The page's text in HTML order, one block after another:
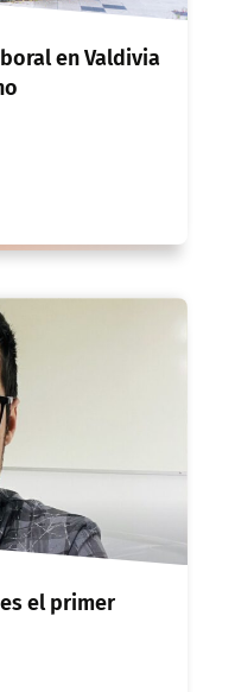
en Valdivia
el primer